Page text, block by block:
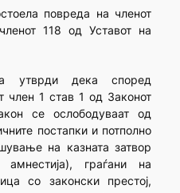
повреда на членот
118 од Уставот на
утврди дека според
член 1 став 1 од Законот
се ослободуваат од
постапки и потполно
на казната затвор
граѓани на
со законски пре­с­тој,